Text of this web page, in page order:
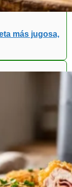
más jugosa,